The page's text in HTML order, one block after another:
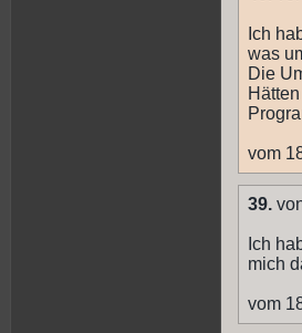
Ich
was
Die
vom
39.
Ich
mich
vom